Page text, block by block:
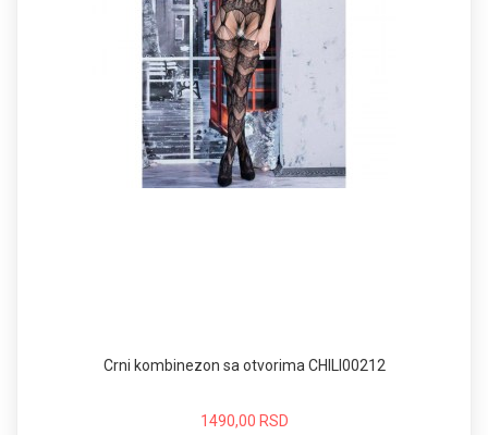
Crni kombinezon sa otvorima CHILI00212
1490,00 RSD